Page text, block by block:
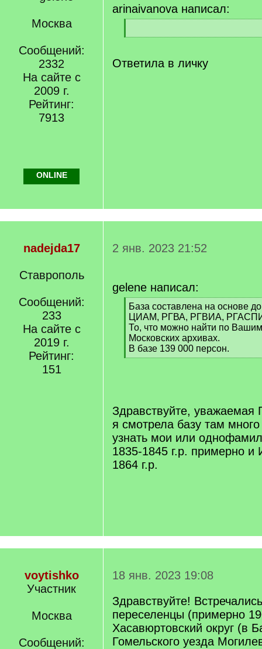
Москва
Сообщений:
2332
На сайте с
2009 г.
Рейтинг:
7913
arinaivanova написал:
q
[
q
]
Ответила в личку
ONLINE
nadejda17
Ставрополь
Сообщений:
233
На сайте с
2019 г.
Рейтинг:
151
2 янв. 2023 21:52
gelene написал:
[
q
]
База составлена на основе
ЦИАМ, РГВА, РГВИА,
То, что можно найти по
Московских архивах.
В базе 139 000 персон.
[
Здравствуйте, уважаемая
я смотрела базу там
узнать мои или
1835-1845 г.р. примерно и
1864 г.р.
voytishko
Участник
Москва
Сообщений:
18 янв. 2023 19:08
Здравствуйте!
переселенцы (примерно
Хасавюртовский округ (в
Гомельского уезда